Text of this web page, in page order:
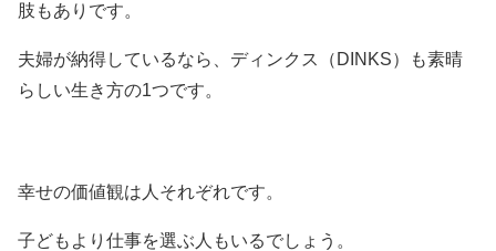
肢もありです。
夫婦が納得しているなら、ディンクス（DINKS）も素晴
らしい生き方の1つです。
幸せの価値観は人それぞれです。
子どもより仕事を選ぶ人もいるでしょう。